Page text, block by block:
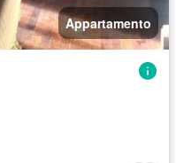
Appartamento